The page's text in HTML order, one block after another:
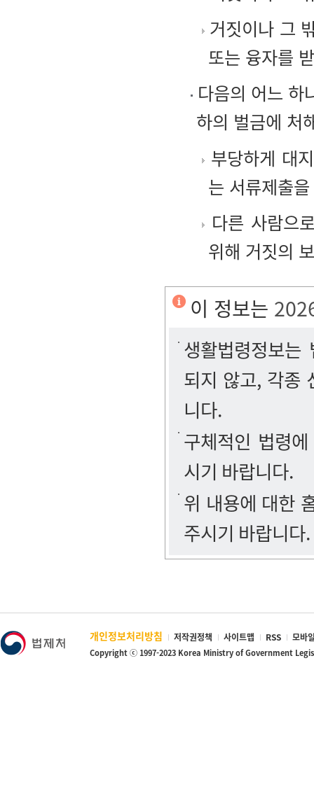
거짓이나 그
또는 융자를
다음의 어느 하
하의 벌금에 처
부당하게 대
는 서류제출
다른 사람으
위해 거짓의
이 정보는
생활법령정보
되지 않고, 각종
니다.
구체적인 법령
시기 바랍니다.
위 내용에 대한
주시기 바랍니다.
개인정보처리방침 저작권정책 사이트맵 RSS 모바
Copyright ⓒ 1997-2023 Korea Ministry of Government